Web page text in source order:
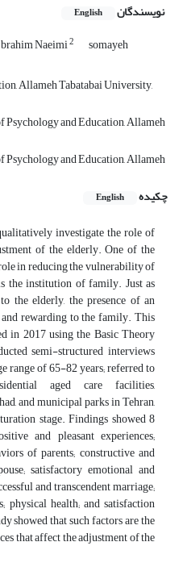
نویسندگان English
Naeimi2 somayeh
Allameh Tabatabai University,
and Education, Allameh
and Education, Allameh
چکیده
English
investigate the role of
of the elderly. One of the
in ‎reducing the vulnerability of
the institution of ‎family. Just as
the elderly, the presence of an
rewarding to the family. This
in 2017 using the ‎Basic Theory
semi-structured interviews
range of 65-82 years; referred to
aged care facilities,
and municipal parks in Tehran,
stage. Findings showed 8
and ‎pleasant experiences;
of‎ parents; constructive and
satisfactory emotional and
and transcendent marriage;
physical ‎health; and satisfaction
showed that such factors are the
that affect the adjustment of ‎the